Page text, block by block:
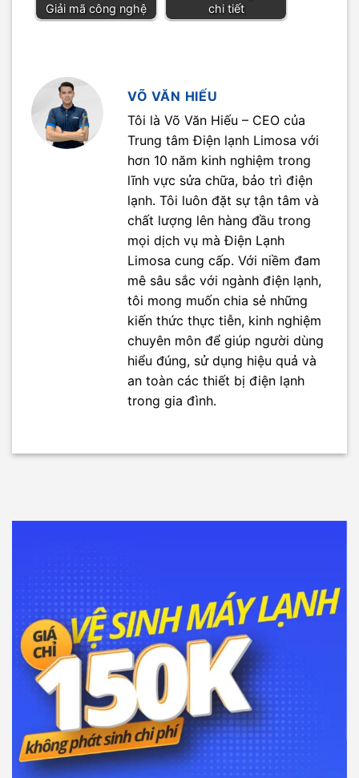
Giải mã công nghệ
chi tiết
VÕ VĂN HIẾU
Tôi là Võ Văn Hiếu – CEO của
Trung tâm Điện lạnh Limosa với
hơn 10 năm kinh nghiệm trong
lĩnh vực sửa chữa, bảo trì điện
lạnh. Tôi luôn đặt sự tận tâm và
chất lượng lên hàng đầu trong
mọi dịch vụ mà Điện Lạnh
Limosa cung cấp. Với niềm đam
mê sâu sắc với ngành điện lạnh,
tôi mong muốn chia sẻ những
kiến thức thực tiễn, kinh nghiệm
chuyên môn để giúp người dùng
hiểu đúng, sử dụng hiệu quả và
an toàn các thiết bị điện lạnh
trong gia đình.